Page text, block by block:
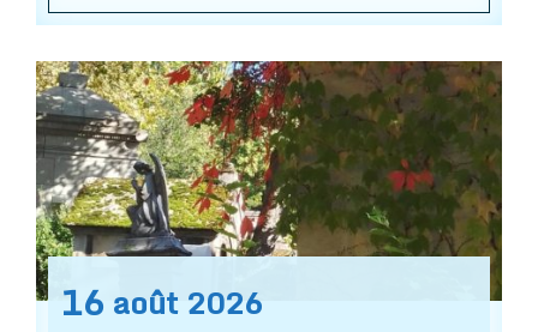
16 août 2026